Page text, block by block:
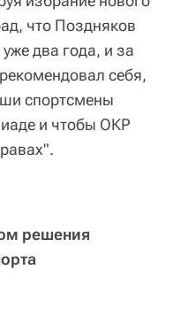
что Поздняков
два года, и за
себя,
спортсмены
и чтобы ОКР
решения